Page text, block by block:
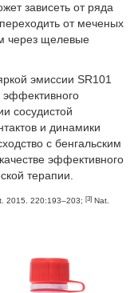
зависеть от ряда
от меченых
через щелевые
эмиссии SR101
эффективного
сосудистой
и динамики
с бенгальским
эффективного
терапии.
2015. 220:193–203; [3] Nat.